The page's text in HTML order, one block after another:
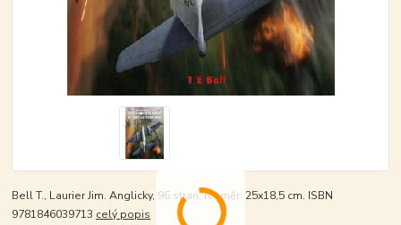
Bell T., Laurier Jim. Anglicky, 96 stran, rozměr: 25x18,5 cm. ISBN
9781846039713 celý popis